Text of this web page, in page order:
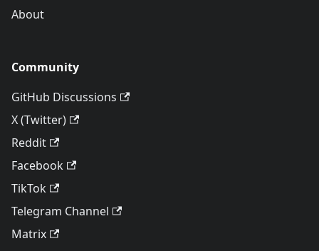
About
Community
GitHub Discussions
X (Twitter)
Reddit
Facebook
TikTok
Telegram Channel
Matrix